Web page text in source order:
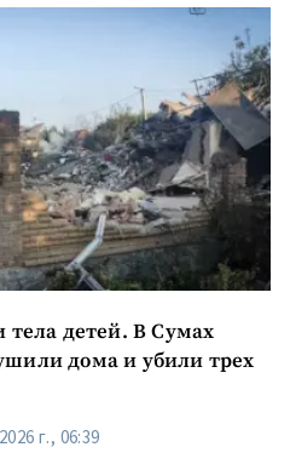
тела детей. В Сумах
дома и убили трех
г., 06:39